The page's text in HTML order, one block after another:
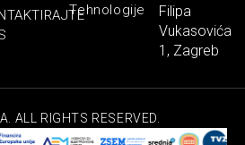
Tehnologije
Filipa
Vukasovića
1, Zagreb
ALL RIGHTS RESERVED.